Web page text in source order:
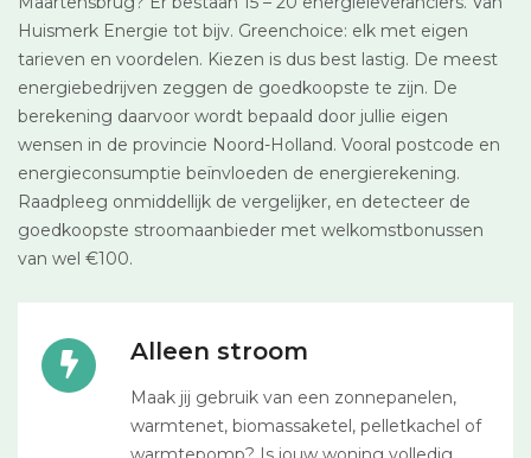
Huismerk Energie tot bijv. Greenchoice: elk met eigen
tarieven en voordelen. Kiezen is dus best lastig. De meest
energiebedrijven zeggen de goedkoopste te zijn. De
berekening daarvoor wordt bepaald door jullie eigen
wensen in de provincie Noord-Holland. Vooral postcode en
energieconsumptie beïnvloeden de energierekening.
Raadpleeg onmiddellijk de vergelijker, en detecteer de
goedkoopste stroomaanbieder met welkomstbonussen
van wel €100.
Alleen stroom
Maak jij gebruik van een zonnepanelen,
warmtenet, biomassaketel, pelletkachel of